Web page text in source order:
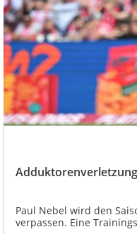
Paul Nebel wird den
verpassen. Eine